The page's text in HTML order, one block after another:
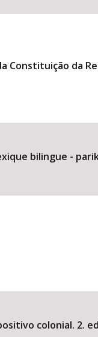
Constituição da
bilingue -
colonial. 2.